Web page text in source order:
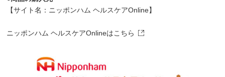
【サイト名：ニッポンハム ヘルスケアOnline】
ニッポンハム ヘルスケアOnlineはこちら